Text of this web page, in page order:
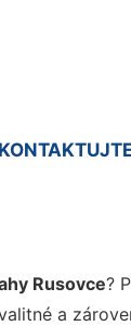
Rusovce?
a